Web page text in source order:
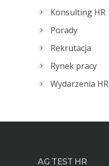
Konsulting HR
Porady
Rekrutacja
Rynek pracy
Wydarzenia HR
AG TEST HR